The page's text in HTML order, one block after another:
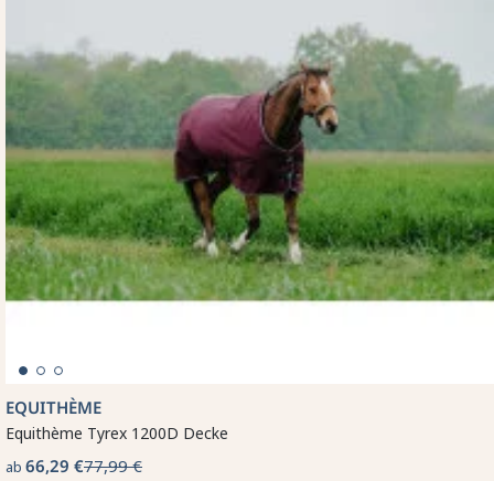
EQUITHÈME
Equithème Tyrex 1200D Decke
ab 66,29 €77,99 €